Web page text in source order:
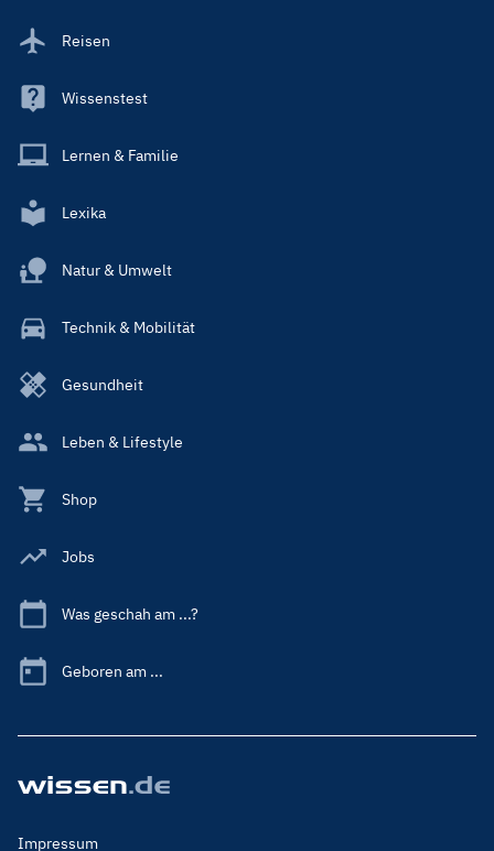
Reisen
Wissenstest
Lernen & Familie
Lexika
Natur & Umwelt
Technik & Mobilität
Gesundheit
Leben & Lifestyle
Shop
Jobs
Was geschah am ...?
Geboren am ...
Footer
Impressum